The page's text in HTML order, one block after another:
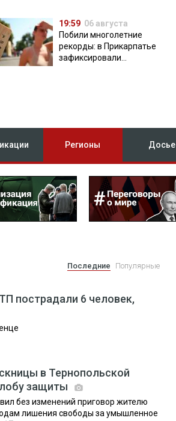
19:59 06 августа
Побили многолетние
рекорды: в Прикарпатье
зафиксировали
Регионы Досье
Последние Популярные
пострадали 6 человек,
в Тернопольской
защиты
без изменений приговор жителю
лишения свободы за умышленное